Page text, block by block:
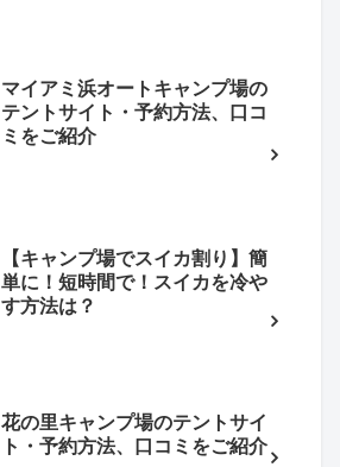
マイアミ浜オートキャンプ場の
テントサイト・予約方法、口コ
ミをご紹介
【キャンプ場でスイカ割り】簡
単に！短時間で！スイカを冷や
す方法は？
花の里キャンプ場のテントサイ
ト・予約方法、口コミをご紹介